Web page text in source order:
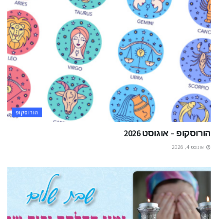
הורוסקופ
הורוסקופ – אוגוסט 2026
אוגוסט 4, 2026